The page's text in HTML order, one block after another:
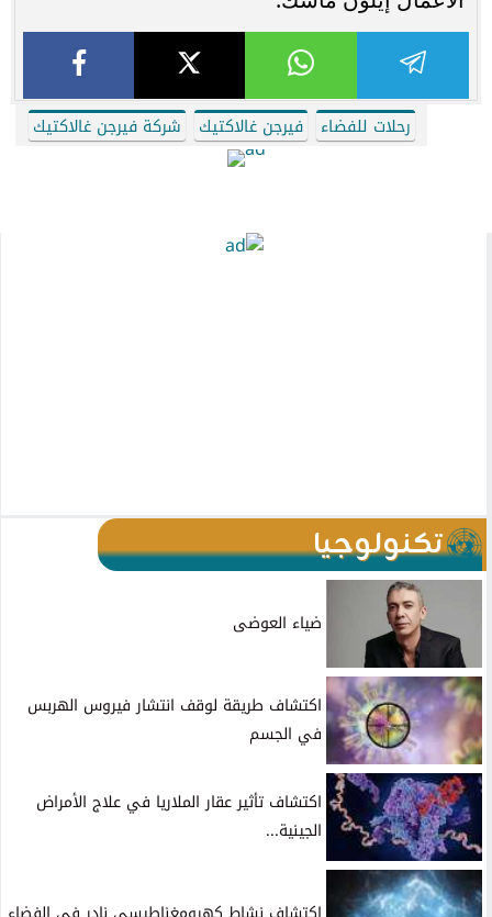
رحلات للفضاء فيرجن غالاكتيك شركة فيرجن غالاكتيك
تكنولوجيا
ضياء العوضى
اكتشاف طريقة لوقف انتشار فيروس الهربس
في الجسم
اكتشاف تأثير عقار الملاريا في علاج الأمراض
الجينية...
اكتشاف نشاط كهرومغناطيسي نادر في الفضاء